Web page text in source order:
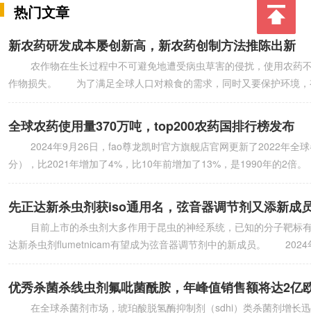
热门文章
新农药研发成本屡创新高，新农药创制方法推陈出新
农作物在生长过程中不可避免地遭受病虫草害的侵扰，使用农药
作物损失。 为了满足全球人口对粮食的需求，同时又要保护环境，
全球农药使用量370万吨，top200农药国排行榜发布
2024年9月26日，fao尊龙凯时官方旗舰店官网更新了2022年全
分），比2021年增加了4%，比10年前增加了13%，是1990年的2
先正达新杀虫剂获iso通用名，弦音器调节剂又添新成
目前上市的杀虫剂大多作用于昆虫的神经系统，已知的分子靶标
达新杀虫剂flumetnicam有望成为弦音器调节剂中的新成员。 2024
优秀杀菌杀线虫剂氟吡菌酰胺，年峰值销售额将达2亿
在全球杀菌剂市场，琥珀酸脱氢酶抑制剂（sdhi）类杀菌剂增长